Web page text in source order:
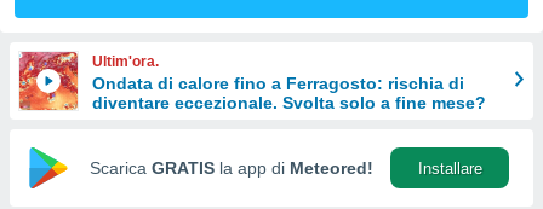
di
Web
Ultim'ora.
Ondata di calore fino a Ferragosto: rischia di
diventare eccezionale. Svolta solo a fine mese?
Scarica GRATIS la app di Meteored! Installare